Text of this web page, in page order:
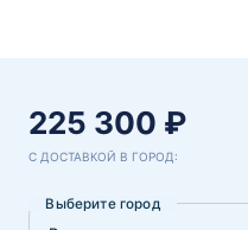
225 300 ₽
С ДОСТАВКОЙ В ГОРОД:
Выберите город